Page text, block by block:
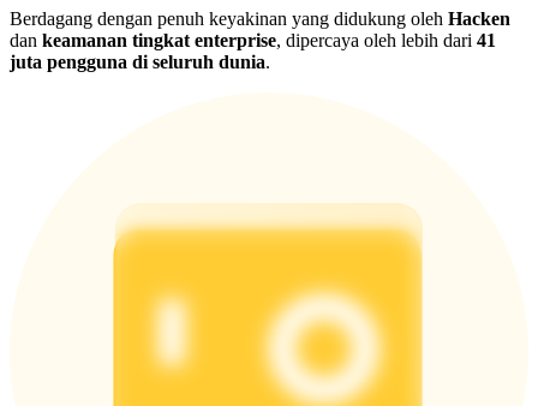
Berdagang dengan penuh keyakinan yang didukung oleh Hacken
dan keamanan tingkat enterprise, dipercaya oleh lebih dari 41
juta pengguna di seluruh dunia.